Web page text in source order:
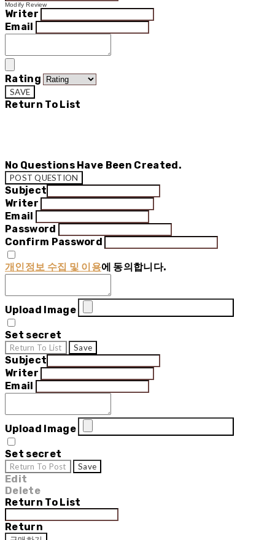
Modify Review
Writer
Email
Rating
SAVE
Return To List
No Questions Have Been Created.
POST QUESTION
Subject
Writer
Email
Password
Confirm Password
개인정보 수집 및 이용에 동의합니다.
Upload Image
Set secret
Return To List Save
Subject
Writer
Email
Upload Image
Set secret
Return To Post Save
Edit
Delete
Return To List
Return